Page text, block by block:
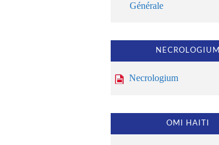
Générale
NECROLOGIUM
Necrologium
OMI HAITI